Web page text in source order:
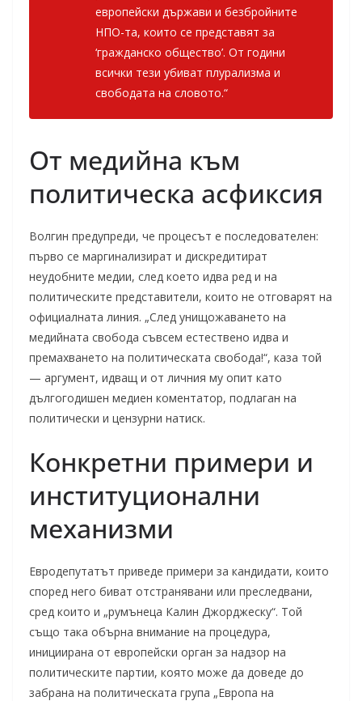
европейски държави и безбройните
НПО-та, които се представят за
‘гражданско общество’. От години
всички тези убиват плурализма и
свободата на словото.“
От медийна към
политическа асфиксия
Волгин предупреди, че процесът е последователен:
първо се маргинализират и дискредитират
неудобните медии, след което идва ред и на
политическите представители, които не отговарят на
официалната линия. „След унищожаването на
медийната свобода съвсем естествено идва и
премахването на политическата свобода!“, каза той
— аргумент, идващ и от личния му опит като
дългогодишен медиен коментатор, подлаган на
политически и цензурни натиск.
Конкретни примери и
институционални
механизми
Евродепутатът приведе примери за кандидати, които
според него биват отстранявани или преследвани,
сред които и „румънеца Калин Джорджеску“. Той
също така обърна внимание на процедура,
инициирана от европейски орган за надзор на
политическите партии, която може да доведе до
забрана на политическата група „Европа на